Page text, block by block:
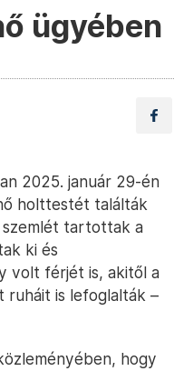
ügyében
2025. január 29-én
holttestét találták
szemlét tartottak a
ki és
volt férjét is, akitől a
ruháit is lefoglalták –
hogy